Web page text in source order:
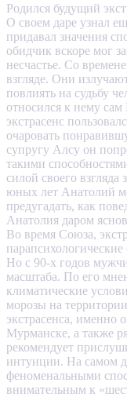
Родился будущий
О своем даре узнал
придавал значения
обидчик вскоре мог
несчастье. Со
взгляде. Они
повлиять на судьбу
относился к нему
экстрасенс
очаровать
супругу Алсу он
такими
силой своего взгляда
юных лет Анатолий
предугадать, как
Анатолия даром
Во время Союза,
Но с 90-х годов
масштаба. По его
климатические
морозы на
экстрасенса, именно
Мурманске, а также
рекомендует
интуиции. На самом
феноменальными
внимательным к